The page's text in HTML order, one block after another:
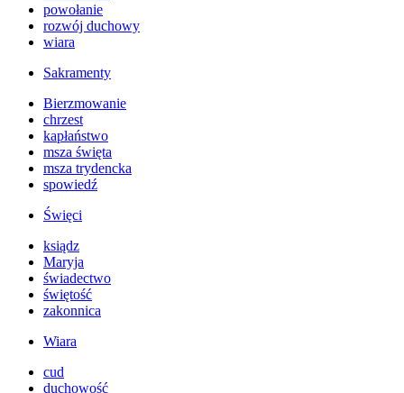
powołanie
rozwój duchowy
wiara
Sakramenty
Bierzmowanie
chrzest
kapłaństwo
msza święta
msza trydencka
spowiedź
Święci
ksiądz
Maryja
świadectwo
świętość
zakonnica
Wiara
cud
duchowość